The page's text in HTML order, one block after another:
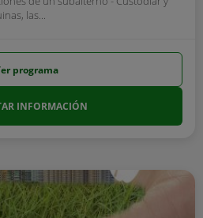
las...
programa
INFORMACIÓN